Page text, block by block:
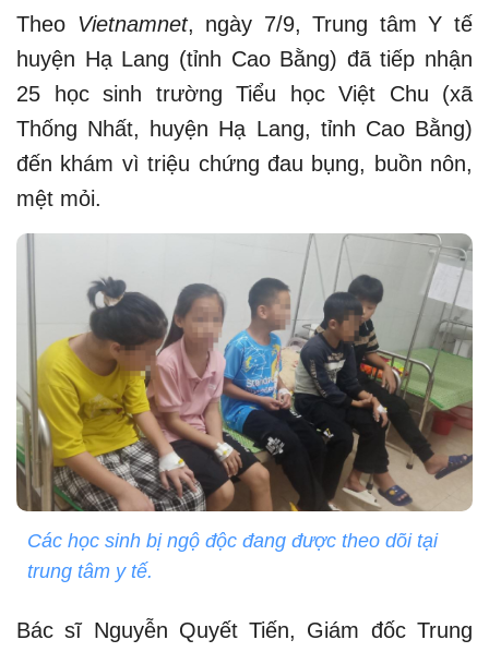
Theo Vietnamnet, ngày 7/9, Trung tâm Y tế
huyện Hạ Lang (tỉnh Cao Bằng) đã tiếp nhận
25 học sinh trường Tiểu học Việt Chu (xã
Thống Nhất, huyện Hạ Lang, tỉnh Cao Bằng)
đến khám vì triệu chứng đau bụng, buồn nôn,
mệt mỏi.
Các học sinh bị ngộ độc đang được theo dõi tại
trung tâm y tế.
Bác sĩ Nguyễn Quyết Tiến, Giám đốc Trung